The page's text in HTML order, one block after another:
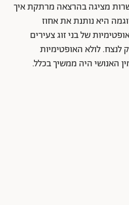
שרות מציגה בהרצאה מרתקת איך
היא נותנת את אחוז
של בני זוג צעירים
לולא האופטימיות
האנושי היה ממשיך בכלל.